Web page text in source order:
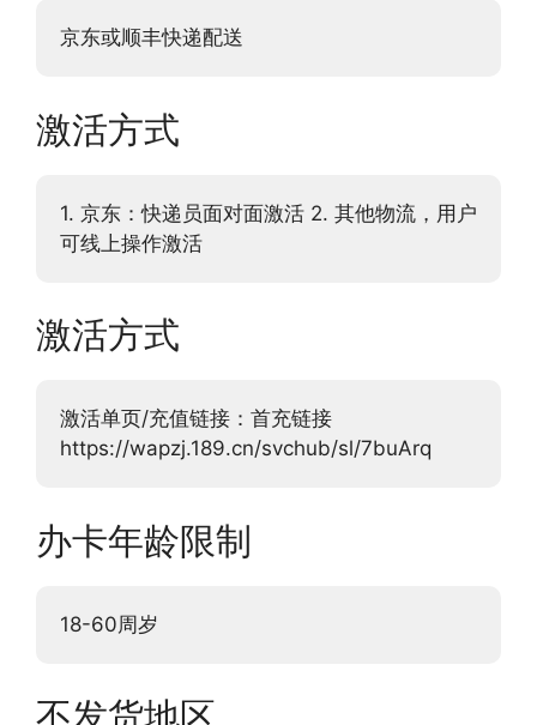
京东或顺丰快递配送
激活方式
1. 京东：快递员面对面激活 2. 其他物流，用户
可线上操作激活
激活方式
激活单页/充值链接：首充链接
https://wapzj.189.cn/svchub/sl/7buArq
办卡年龄限制
18-60周岁
不发货地区